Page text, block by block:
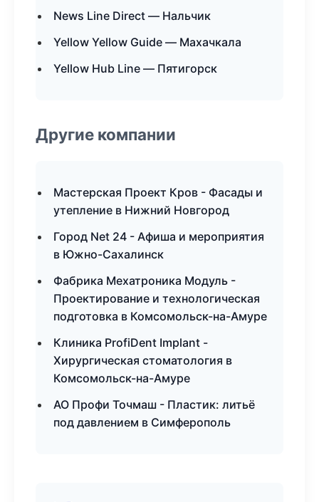
News Line Direct — Нальчик
Yellow Yellow Guide — Махачкала
Yellow Hub Line — Пятигорск
Другие компании
Мастерская Проект Кров - Фасады и
утепление в Нижний Новгород
Город Net 24 - Афиша и мероприятия
в Южно-Сахалинск
Фабрика Мехатроника Модуль -
Проектирование и технологическая
подготовка в Комсомольск-на-Амуре
Клиника ProfiDent Implant -
Хирургическая стоматология в
Комсомольск-на-Амуре
АО Профи Точмаш - Пластик: литьё
под давлением в Симферополь